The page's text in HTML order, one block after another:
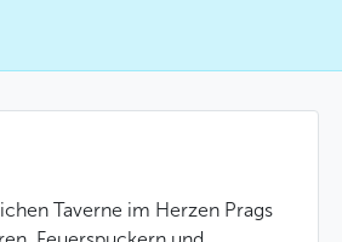
Taverne im Herzen Prags